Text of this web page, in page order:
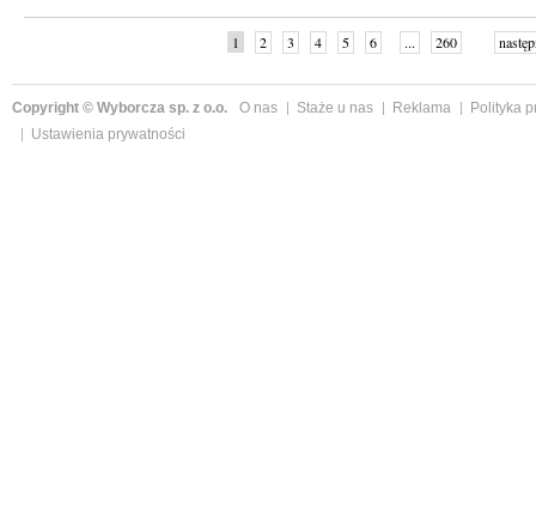
1 2 3 4 5 6 ... 260
Copyright © Wyborcza sp. z o.o. O nas Staże u nas Reklama
Polityka
Ustawienia prywatności